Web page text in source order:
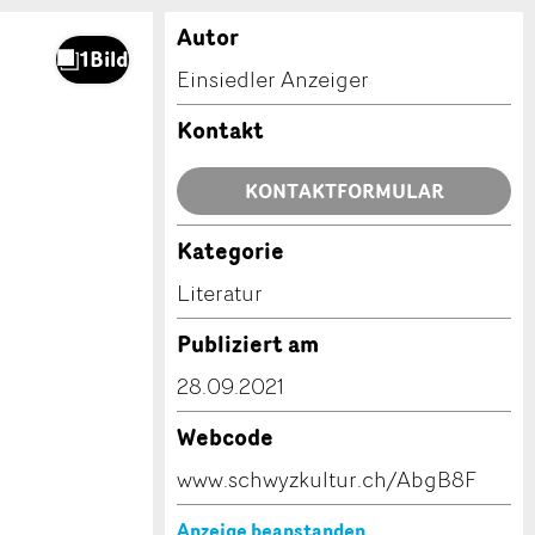
Autor
Einsiedler Anzeiger
Kontakt
KONTAKTFORMULAR
Kategorie
Literatur
Publiziert am
28.09.2021
Webcode
www.schwyzkultur.ch/AbgB8F